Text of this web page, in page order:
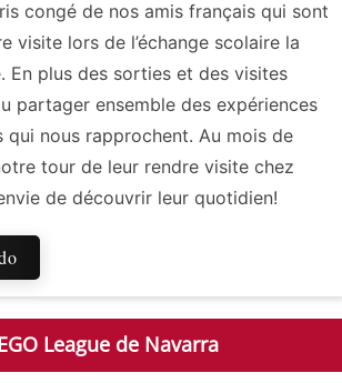
congé de nos amis français qui sont
visite lors de l’échange scolaire la
En plus des sorties et des visites
partager ensemble des expériences
qui nous rapprochent. Au mois de
tour de leur rendre visite chez
de découvrir leur quotidien!
League de Navarra